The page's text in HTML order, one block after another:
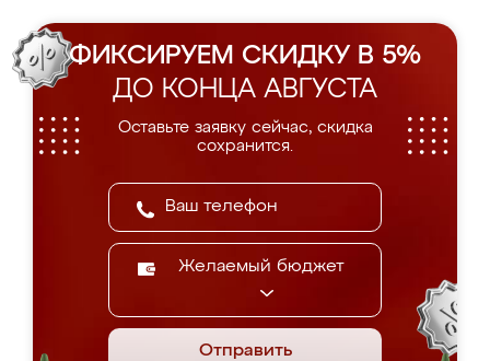
ФИКСИРУЕМ СКИДКУ В 5%
ДО КОНЦА АВГУСТА
Оставьте заявку сейчас, скидка
сохранится.
Желаемый бюджет
Отправить